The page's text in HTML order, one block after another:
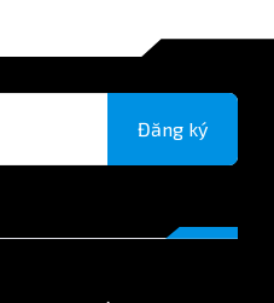
Đăng ký